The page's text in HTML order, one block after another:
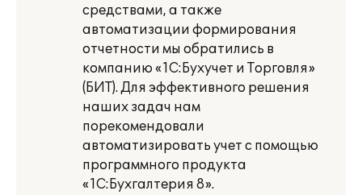
средствами, а также
автоматизации формирования
отчетности мы обратились в
компанию «1С:Бухучет и Торговля»
(БИТ). Для эффективного решения
наших задач нам
порекомендовали
автоматизировать учет с помощью
программного продукта
«1С:Бухгалтерия 8».